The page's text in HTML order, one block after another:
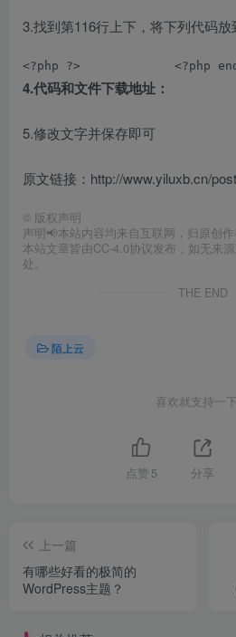
3.找到第116行上下，将下列代码放
<?php ?>             <?php
4.代码和文件下载地址：
5.修改文字并保存即可
原文链接：http://www.yiluxb.cn/
© 版权声明
声明📢本站内容均来自互联网，归原创作
本站文章皆由CC-4.0协议发布，如无来
处。
THE END
陌上云
喜欢就支持一
点赞 5 分享
上一篇
有哪些好看的极简的
WordPress主题？